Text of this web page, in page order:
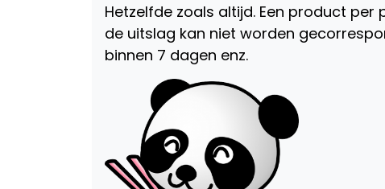
Hetzelfde zoals altijd. Een product
de uitslag kan niet worden
binnen 7 dagen enz.